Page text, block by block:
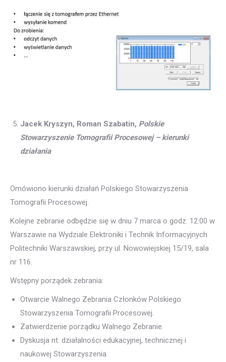
Jacek Kryszyn, Roman Szabatin, Polskie
Stowarzyszenie Tomografii Procesowej – kierunki
działania
Omówiono kierunki działań Polskiego Stowarzyszenia
Tomografii Procesowej.
Kolejne zebranie odbędzie się w dniu 7 marca o godz. 12:00 w
Warszawie na Wydziale Elektroniki i Technik Informacyjnych
Politechniki Warszawskiej, przy ul. Nowowiejskiej 15/19, sala
nr 116.
Wstępny porządek zebrania:
Otwarcie Walnego Zebrania Członków Polskiego
Stowarzyszenia Tomografii Procesowej.
Zatwierdzenie porządku Walnego Zebranie.
Dyskusja nt. działalności edukacyjnej, technicznej i
naukowej Stowarzyszenia.